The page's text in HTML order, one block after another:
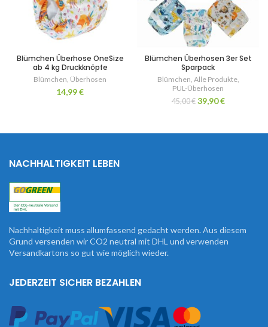
Blümchen Überhose OneSize
ab 4 kg Druckknöpfe
Blümchen, Überhosen
14,99€
Blümchen Überhosen 3er Set
Sparpack
Blümchen, Alle Produkte,
PUL-Überhosen
45,00€ 39,90€
NACHHALTIGKEIT LEBEN
Nachhaltigkeit muss allumfassend gedacht werden. Aus diesem
Grund versenden wir CO2 neutral mit DHL und verwenden
Versandkartons so gut wie möglich wieder.
JEDERZEIT SICHER BEZAHLEN